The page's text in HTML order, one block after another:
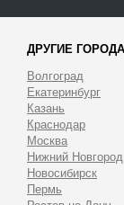
ДРУГИЕ ГОРОДА
Волгоград
Екатеринбург
Казань
Краснодар
Москва
Нижний Новгород
Новосибирск
Пермь